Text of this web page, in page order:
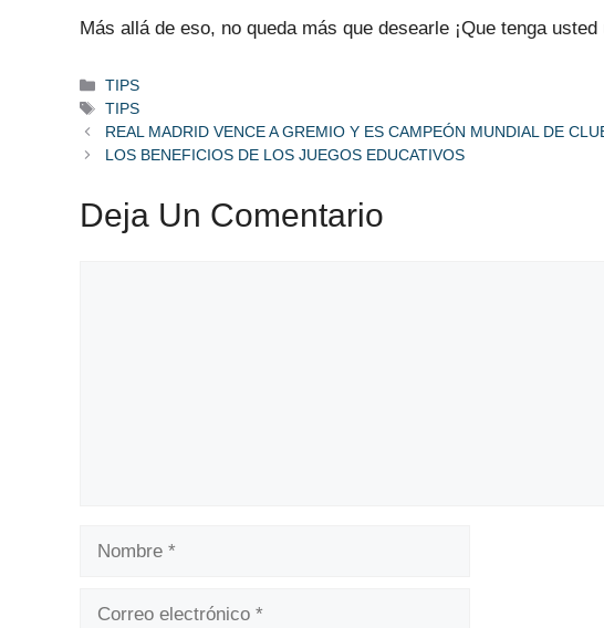
Más allá de eso, no queda más que desearle ¡Que tenga
Categorías
TIPS
Etiquetas
TIPS
REAL MADRID VENCE A GREMIO Y ES CAMPEÓN MUNDIAL DE
LOS BENEFICIOS DE LOS JUEGOS EDUCATIVOS
Deja Un Comentario